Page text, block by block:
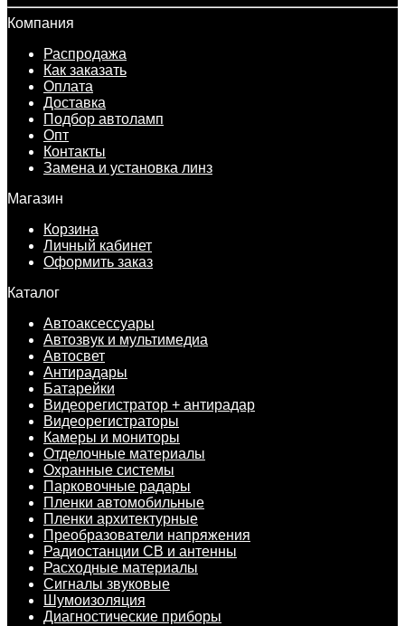
Компания
Распродажа
Как заказать
Оплата
Доставка
Подбор автоламп
Опт
Контакты
Замена и установка линз
Магазин
Корзина
Личный кабинет
Оформить заказ
Каталог
Автоаксессуары
Автозвук и мультимедиа
Автосвет
Антирадары
Батарейки
Видеорегистратор + антирадар
Видеорегистраторы
Камеры и мониторы
Отделочные материалы
Охранные системы
Парковочные радары
Пленки автомобильные
Пленки архитектурные
Преобразователи напряжения
Радиостанции CB и антенны
Расходные материалы
Сигналы звуковые
Шумоизоляция
Диагностические приборы